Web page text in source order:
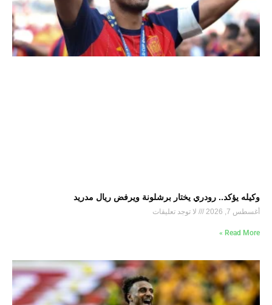
وكيله يؤكد.. رودري يختار برشلونة ويرفض ريال مدريد
أغسطس 7, 2026 لا توجد تعليقات
Read More »